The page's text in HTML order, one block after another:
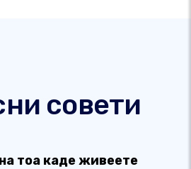
совети
тоа каде живеете